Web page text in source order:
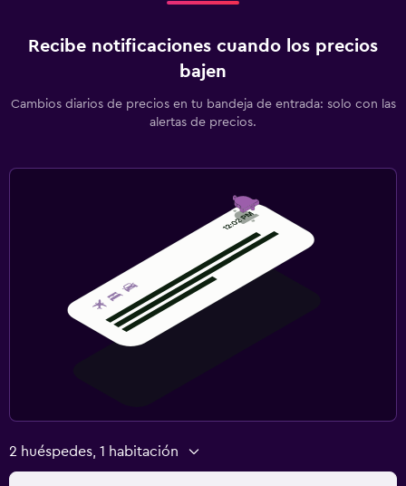
Recibe notificaciones cuando los precios
bajen
Cambios diarios de precios en tu bandeja de entrada: solo con las
alertas de precios.
2 huéspedes, 1 habitación